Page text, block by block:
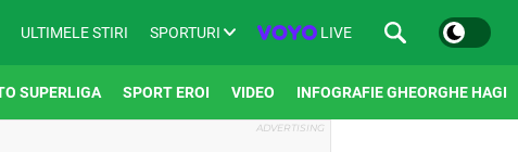
ULTIMELE STIRI SPORTURI LIVE
SUPERLIGA SPORT EROI VIDEO INFOGRAFIE GHEORGHE HAGI